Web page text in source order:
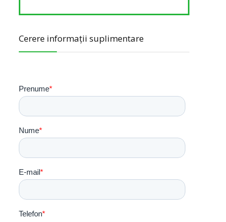
Cerere informații suplimentare